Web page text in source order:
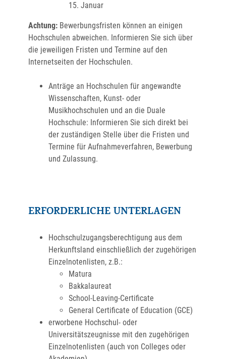
15. Januar
Achtung: Bewerbungsfristen können an einigen
Hochschulen abweichen. Informieren Sie sich über
die jeweiligen Fristen und Termine auf den
Internetseiten der Hochschulen.
Anträge an Hochschulen für angewandte
Wissenschaften, Kunst- oder
Musikhochschulen und an die Duale
Hochschule: Informieren Sie sich direkt bei
der zuständigen Stelle über die Fristen und
Termine für Aufnahmeverfahren, Bewerbung
und Zulassung.
ERFORDERLICHE UNTERLAGEN
Hochschulzugangsberechtigung aus dem
Herkunftsland einschließlich der zugehörigen
Einzelnotenlisten, z.B.:
Matura
Bakkalaureat
School-Leaving-Certificate
General Certificate of Education (GCE)
erworbene Hochschul- oder
Universitätszeugnisse mit den zugehörigen
Einzelnotenlisten (auch von Colleges oder